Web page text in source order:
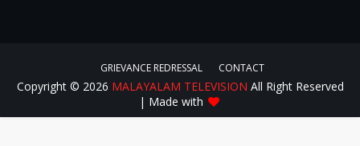
GRIEVANCE REDRESSAL CONTACT
Copyright © 2026 MALAYALAM TELEVISION All Right Reserved
| Made with